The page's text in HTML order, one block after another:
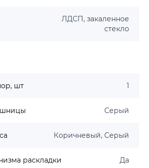
ЛДСП, закаленное
стекло
шт 1
Серый
Коричневый, Серый
раскладки Да